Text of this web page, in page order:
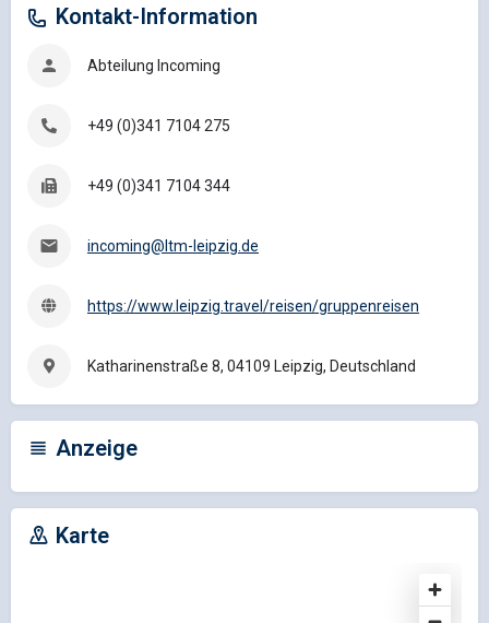
Kontakt-Information
Abteilung Incoming
+49 (0)341 7104 275
+49 (0)341 7104 344
incoming@ltm-leipzig.de
https://www.leipzig.travel/reisen/gruppenreisen
Katharinenstraße 8, 04109 Leipzig, Deutschland
Anzeige
Karte